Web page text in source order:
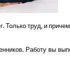
труд, и
Работу вы